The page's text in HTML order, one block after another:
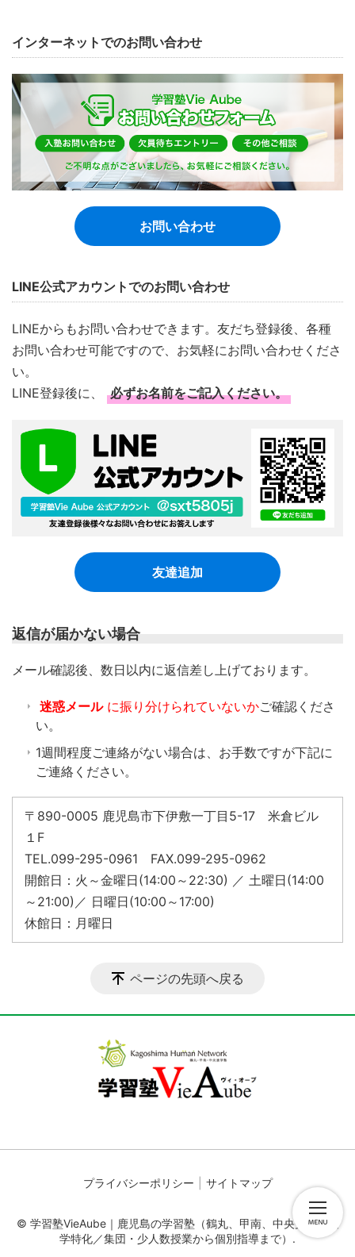
インターネットでのお問い合わせ
お問い合わせ
LINE公式アカウントでのお問い合わせ
LINEからもお問い合わせできます。友だち登録後、各種
お問い合わせ可能ですので、お気軽にお問い合わせくださ
い。
LINE登録後に、
必ずお名前をご記入ください。
友達追加
返信が届かない場合
​メール確認後、数日以内に返信差し上げております。
迷惑メール に振り分けられていないかご確認くださ
い。
1週間程度ご連絡がない場合は、お手数ですが下記に
ご連絡ください。
〒890-0005 鹿児島市下伊敷一丁目5-17 米倉ビル
１F
TEL.099-295-0961 FAX.099-295-0962
開館日：火～金曜日(14:00～22:30) ／ 土曜日(14:00
～21:00)／ 日曜日(10:00～17:00)
休館日：月曜日
ページの先頭へ戻る
プライバシーポリシー サイトマップ
© 学習塾VieAube｜鹿児島の学習塾（鶴丸、甲南、中央受験・進
学特化／集団・少人数授業から個別指導まで）.